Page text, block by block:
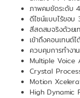
ภาพคมชัดระดับ
ดีไซน์แบบไร้ขอบ
สีสดสมจริงด้วยเ
เข้าถึงคอนเทนต์
ควบคุมการทำงา
Multiple Voice
Crystal
Motion
High Dynamic